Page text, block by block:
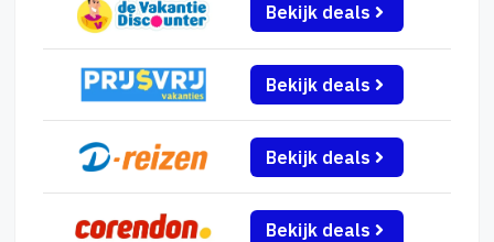
Bekijk deals
Bekijk deals
Bekijk deals
Bekijk deals